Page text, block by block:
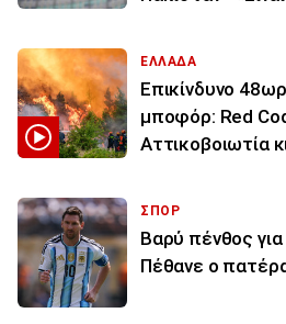
ΕΛΛΑΔΑ
Επικίνδυνο
μποφόρ: Red
Αττικοβοιωτία
ΣΠΟΡ
Βαρύ πένθος
Πέθανε ο